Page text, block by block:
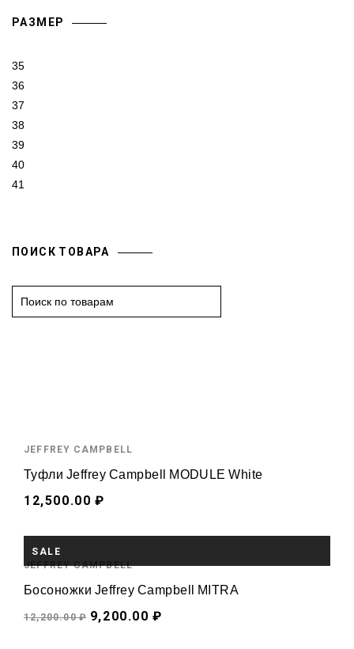
JEFFREY CAMPBELL
Туфли Jeffrey Campbell MODULE White
12,500.00 ₽
SALE
JEFFREY CAMPBELL
Босоножки Jeffrey Campbell MITRA
12,200.00 ₽ 9,200.00 ₽
РАЗМЕР
35
36
37
38
39
40
41
ПОИСК ТОВАРА
e